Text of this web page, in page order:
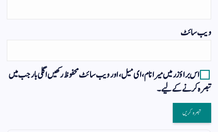
ویب‌ سائٹ
اس براؤزر میں میرا نام، ای میل، اور ویب سائٹ محفوظ رکھیں اگلی بار جب میں
تبصرہ کرنے کےلیے۔